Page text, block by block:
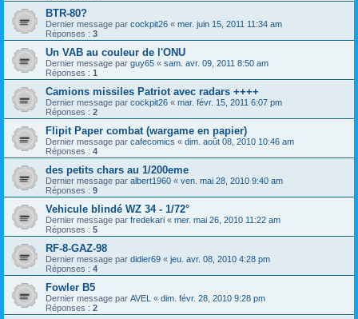
BTR-80?
Dernier message par cockpit26 « mer. juin 15, 2011 11:34 am
Réponses : 3
Un VAB au couleur de l'ONU
Dernier message par guy65 « sam. avr. 09, 2011 8:50 am
Réponses : 1
Camions missiles Patriot avec radars ++++
Dernier message par cockpit26 « mar. févr. 15, 2011 6:07 pm
Réponses : 2
Flipit Paper combat (wargame en papier)
Dernier message par cafecomics « dim. août 08, 2010 10:46 am
Réponses : 4
des petits chars au 1/200eme
Dernier message par albert1960 « ven. mai 28, 2010 9:40 am
Réponses : 9
Vehicule blindé WZ 34 - 1/72°
Dernier message par fredekari « mer. mai 26, 2010 11:22 am
Réponses : 5
RF-8-GAZ-98
Dernier message par didier69 « jeu. avr. 08, 2010 4:28 pm
Réponses : 4
Fowler B5
Dernier message par AVEL « dim. févr. 28, 2010 9:28 pm
Réponses : 2